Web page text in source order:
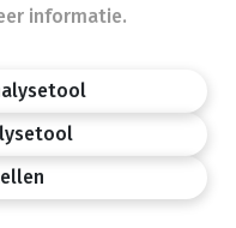
vermeldingen
informatie.